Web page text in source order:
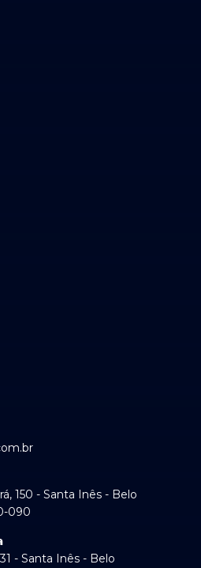
150 - Santa Inês - Belo
090
- Santa Inês - Belo